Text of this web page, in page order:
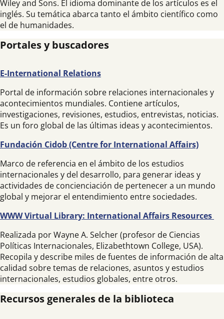
Wiley and Sons. El idioma dominante de los artículos es el
inglés. Su temática abarca tanto el ámbito científico como
el de humanidades.
Portales y buscadores
E-International Relations
Portal de información sobre relaciones internacionales y
acontecimientos mundiales. Contiene artículos,
investigaciones, revisiones, estudios, entrevistas, noticias.
Es un foro global de las últimas ideas y acontecimientos.
Fundación Cidob (Centre for International Affairs)
Marco de referencia en el ámbito de los estudios
internacionales y del desarrollo, para generar ideas y
actividades de concienciación de pertenecer a un mundo
global y mejorar el entendimiento entre sociedades.
WWW Virtual Library: International Affairs Resources
Realizada por Wayne A. Selcher (profesor de Ciencias
Políticas Internacionales, Elizabethtown College, USA).
Recopila y describe miles de fuentes de información de alta
calidad sobre temas de relaciones, asuntos y estudios
internacionales, estudios globales, entre otros.
Recursos generales de la biblioteca